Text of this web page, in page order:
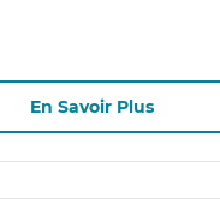
En Savoir Plus